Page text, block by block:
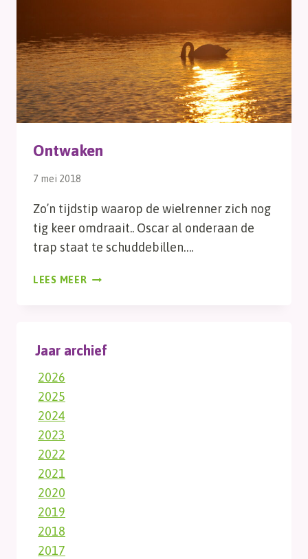
Ontwaken
7 mei 2018
Zo’n tijdstip waarop de wielrenner zich nog
tig keer omdraait.. Oscar al onderaan de
trap staat te schuddebillen….
LEES MEER ONTWAKEN
Jaar archief
2026
2025
2024
2023
2022
2021
2020
2019
2018
2017